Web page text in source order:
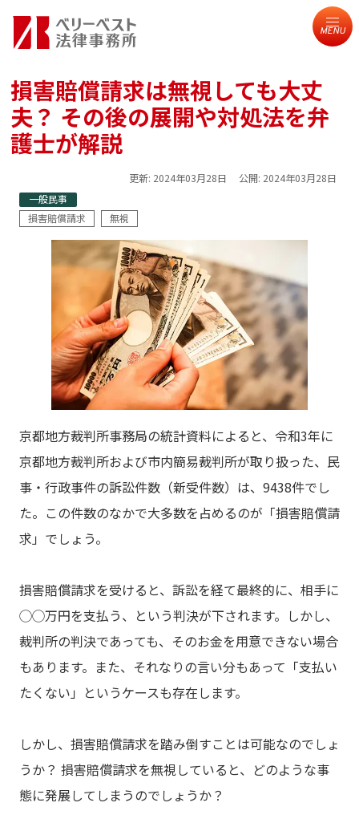
MENU
損害賠償請求は無視しても大丈
夫？ その後の展開や対処法を弁
護士が解説
更新: 2024年03月28日 公開: 2024年03月28日
一般民事
損害賠償請求
無視
京都地方裁判所事務局の統計資料によると、令和3年に
京都地方裁判所および市内簡易裁判所が取り扱った、民
事・行政事件の訴訟件数（新受件数）は、9438件でし
た。この件数のなかで大多数を占めるのが「損害賠償請
求」でしょう。
損害賠償請求を受けると、訴訟を経て最終的に、相手に
◯◯万円を支払う、という判決が下されます。しかし、
裁判所の判決であっても、そのお金を用意できない場合
もあります。また、それなりの言い分もあって「支払い
たくない」というケースも存在します。
しかし、損害賠償請求を踏み倒すことは可能なのでしょ
うか？ 損害賠償請求を無視していると、どのような事
態に発展してしまうのでしょうか？